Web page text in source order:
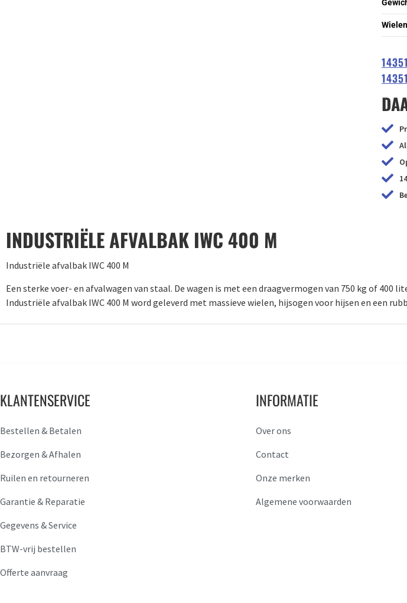
Wielen
INDUSTRIËLE AFVALBAK IWC 400 M
Industriële afvalbak IWC 400 M
Een sterke voer- en afvalwagen van staal. De wagen is met een draagvermogen van 750 kg of
Industriële afvalbak IWC 400 M word geleverd met massieve wielen, hijsogen voor hijsen en een
KLANTENSERVICE
Bestellen & Betalen
Bezorgen & Afhalen
Ruilen en retourneren
Garantie & Reparatie
Gegevens & Service
BTW-vrij bestellen
Offerte aanvraag
INFORMATIE
Over ons
Contact
Onze merken
Algemene voorwaarden